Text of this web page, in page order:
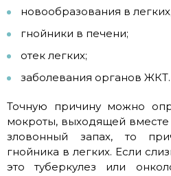
новообразования в
гнойники в печени;
отек легких;
заболевания органов ЖКТ.
Точную причину можно
мокроты, выходящей вместе
зловонный запах, то
гнойника в легких. Если
это туберкулез или